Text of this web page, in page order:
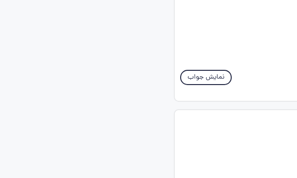
نمایش جواب